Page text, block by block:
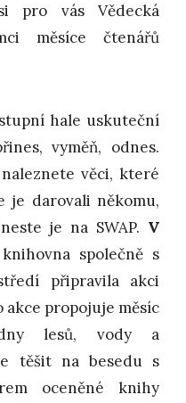
pro vás Vědecká
měsíce čtenářů
hale uskuteční
vyměň, odnes.
věci, které
je darovali někomu,
je na SWAP. V
společně s
připravila akci
akce propojuje měsíc
lesů, vody a
těšit na besedu s
oceněné knihy